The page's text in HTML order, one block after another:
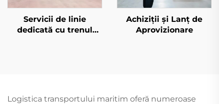
Servicii de linie
dedicată cu trenul
Achiziții și Lanț de
Aprovizionare
Logistica transportului maritim oferă numeroase